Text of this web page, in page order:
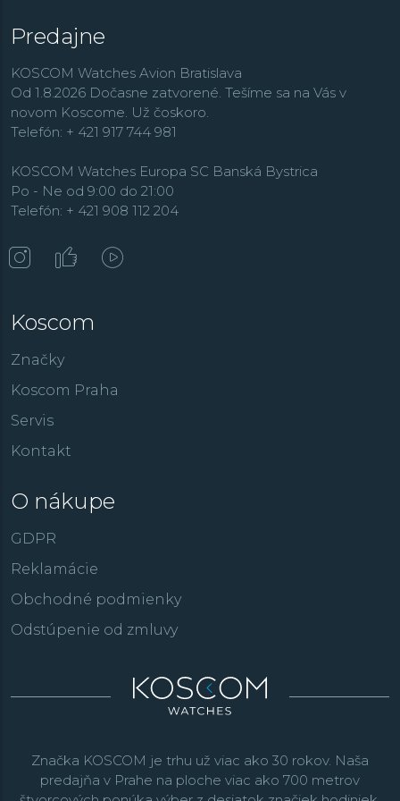
Predajne
KOSCOM Watches Avion Bratislava
Od 1.8.2026 Dočasne zatvorené. Tešíme sa na Vás v
novom Koscome. Už čoskoro.
Telefón: + 421 917 744 981
KOSCOM Watches Europa SC Banská Bystrica
Po - Ne od 9:00 do 21:00
Telefón: + 421 908 112 204
Koscom
Značky
Koscom Praha
Servis
Kontakt
O nákupe
GDPR
Reklamácie
Obchodné podmienky
Odstúpenie od zmluvy
Značka KOSCOM je trhu už viac ako 30 rokov. Naša
predajňa v Prahe na ploche viac ako 700 metrov